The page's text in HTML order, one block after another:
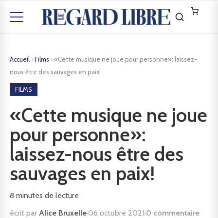
Accueil ›Films ›«Cette musique ne joue pour personne»: laissez-
nous être des sauvages en paix!
FILMS
«Cette musique ne joue
pour personne»:
laissez-nous être des
sauvages en paix!
8 minutes de lecture
écrit par Alice Bruxelle·06 octobre 2021·0 commentaire